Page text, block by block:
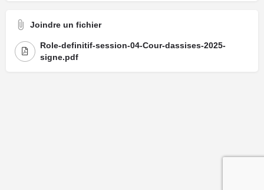
Joindre un fichier
Role-definitif-session-04-Cour-dassises-2025-
signe.pdf